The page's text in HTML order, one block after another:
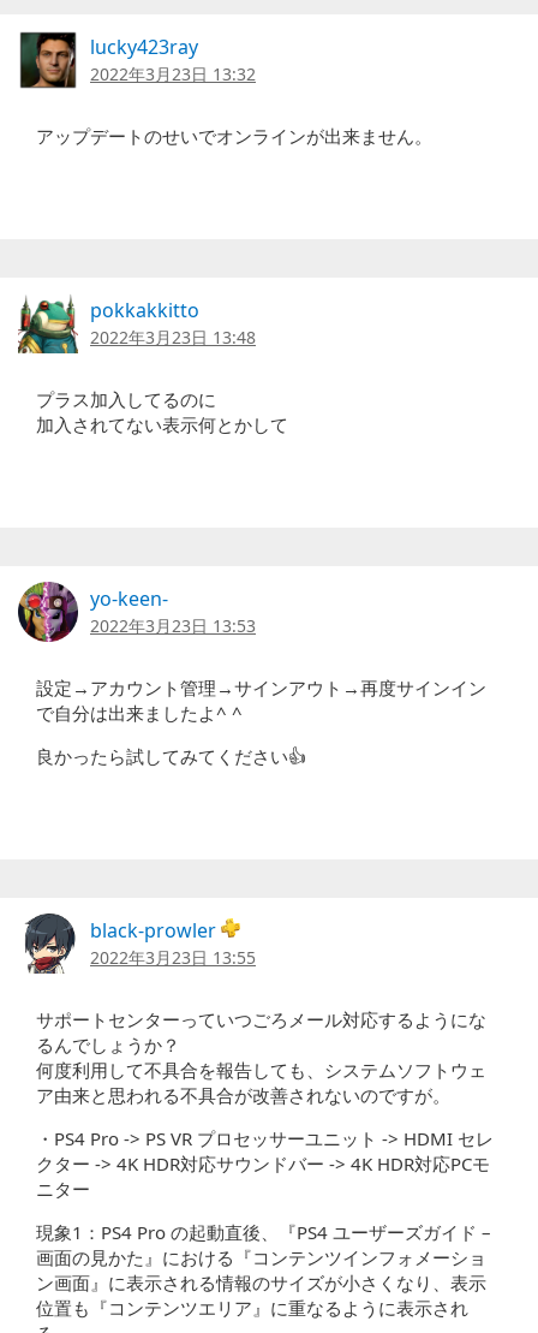
lucky423ray
2022年3月23日 13:32
アップデートのせいでオンラインが出来ません。
pokkakkitto
2022年3月23日 13:48
プラス加入してるのに
加入されてない表示何とかして
yo-keen-
2022年3月23日 13:53
設定→アカウント管理→サインアウト→再度サインイン
で自分は出来ましたよ^ ^
良かったら試してみてください👍
black-prowler
2022年3月23日 13:55
サポートセンターっていつごろメール対応するようにな
るんでしょうか？
何度利用して不具合を報告しても、システムソフトウェ
ア由来と思われる不具合が改善されないのですが。
・PS4 Pro -> PS VR プロセッサーユニット -> HDMI セレ
クター -> 4K HDR対応サウンドバー -> 4K HDR対応PCモ
ニター
現象1：PS4 Pro の起動直後、『PS4 ユーザーズガイド –
画面の見かた』における『コンテンツインフォメーショ
ン画面』に表示される情報のサイズが小さくなり、表示
位置も『コンテンツエリア』に重なるように表示され